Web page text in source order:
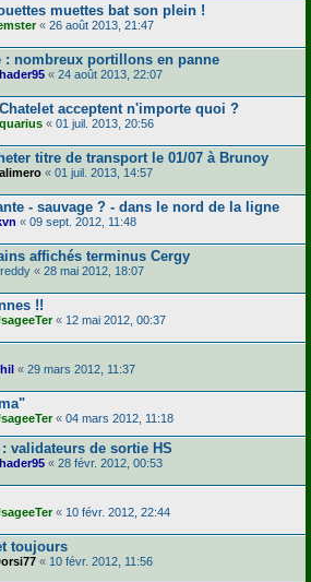
muettes bat son plein !
« 26 août 2013, 21:47
: nombreux portillons en panne
« 24 août 2013, 22:07
acceptent n'importe quoi ?
« 01 juil. 2013, 20:56
titre de transport le 01/07 à Brunoy
« 01 juil. 2013, 14:57
- sauvage ? - dans le nord de la ligne
« 09 sept. 2012, 11:48
affichés terminus Cergy
« 28 mai 2012, 18:07
!!
« 12 mai 2012, 00:37
« 29 mars 2012, 11:37
« 04 mars 2012, 11:18
validateurs de sortie HS
« 28 févr. 2012, 00:53
« 10 févr. 2012, 22:44
toujours
« 10 févr. 2012, 11:56